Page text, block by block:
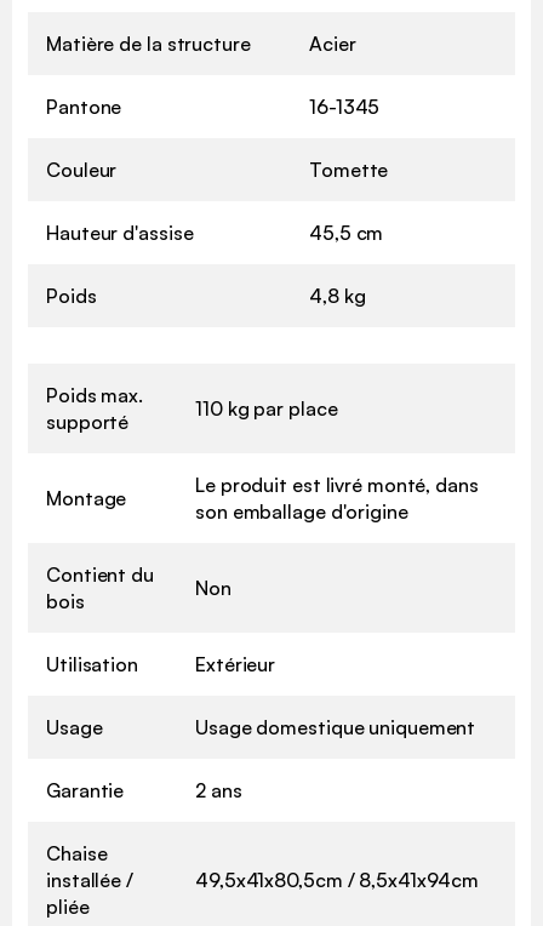
Matière de la structure Acier
Pantone 16-1345
Couleur Tomette
Hauteur d'assise 45,5 cm
Poids 4,8 kg
Poids max.
supporté
110 kg par place
Montage
Le produit est livré monté, dans
son emballage d'origine
Contient du
bois
Non
Utilisation Extérieur
Usage Usage domestique uniquement
Garantie 2 ans
Chaise
installée /
pliée
49,5x41x80,5cm / 8,5x41x94cm